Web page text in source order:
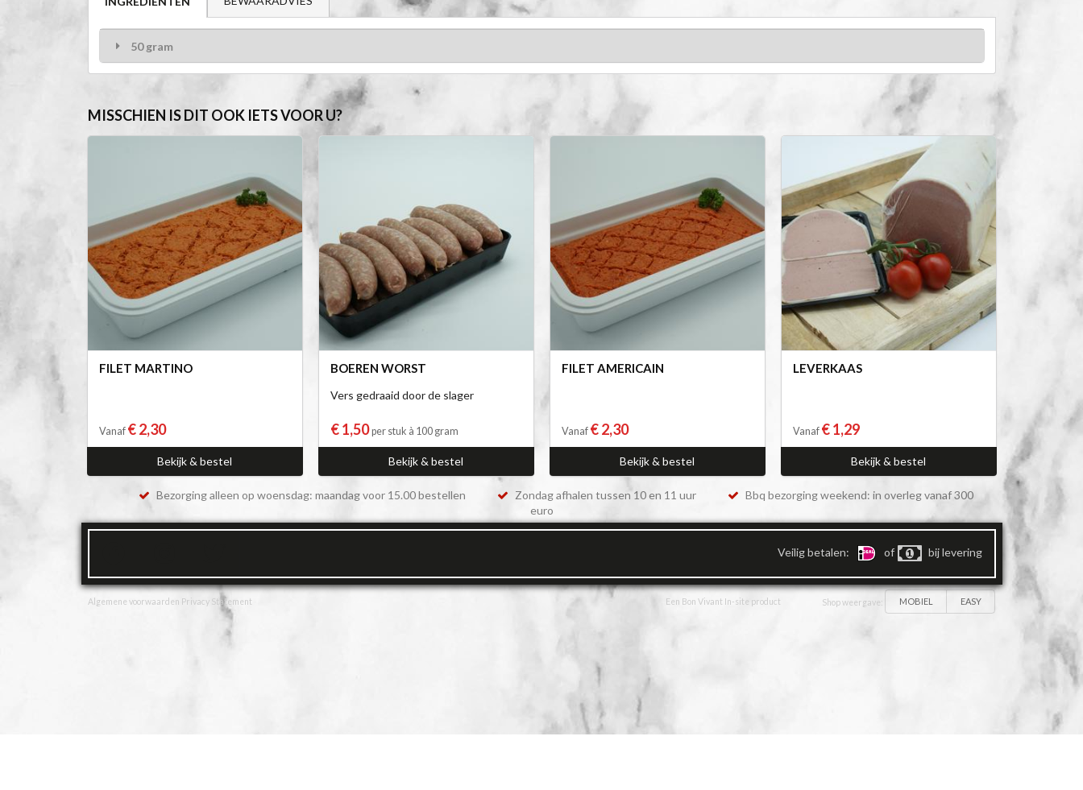
50 gram
MISSCHIEN IS DIT OOK IETS VOOR U?
FILET MARTINO
Vanaf € 2,30
Bekijk & bestel
BOEREN WORST
Vers gedraaid door de slager
€ 1,50per stuk à 100 gram
Bekijk & bestel
FILET AMERICAIN
Vanaf € 2,30
Bekijk & bestel
LEVERKAAS
Vanaf € 1,29
Bekijk & bestel
Bezorging alleen op woensdag: maandag voor 15.00 bestellen Zondag afhalen tussen 10 en 11 uur
Bbq bezorging weekend: in overleg vanaf 300
euro
Veilig betalen: of bij levering
Algemene voorwaarden Privacy Statement Een Bon Vivant In-site product Shop weergave: MOBIEL EASY